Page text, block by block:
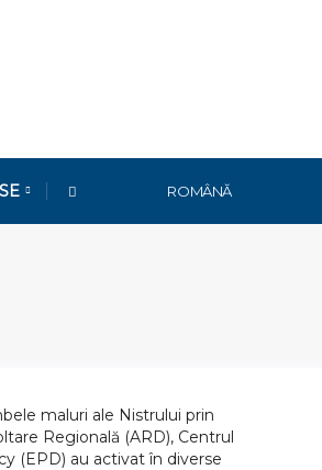
ROMÂNĂ
maluri ale Nistrului prin
Regională (ARD), Centrul
(EPD) au activat în diverse